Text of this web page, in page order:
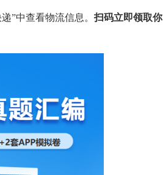
”中查看物流信息。扫码立即领取你